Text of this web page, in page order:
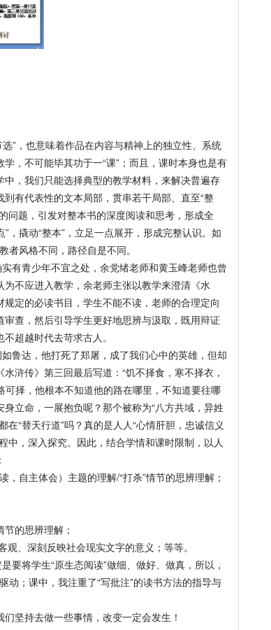
”，也意味着作品在内容与精神上的独立性、系统
，不可能毕其功于一“课”；而且，课时本身也是有
，我们只能选择典型的教学材料，来解决普遍存
有代表性的文本局部，贯串若干局部、直至“整
问题，引发对整本书的深度阅读和思考，形成全
，撬动“整本”，立足一点展开，形成完整认识。如
者风格不同，路径自是不同。
青少年不宜之处，余党绪老师和黄玉峰老师也曾
不应进入教学，余老师主张以教学来澄清《水
定的必读书目，学生不能不读，老师的合理定向
查，然后引导学生更好地思辨与汲取，既用辩证
超越时代去苛求古人。
达，他打死了郑屠，成了我们心中的英雄，但却
浒传》第三回最后写道：“饥不择食，寒不择衣，
可择，他根本不知道他的路在哪里，不知道要往哪
立命，一展抱负呢？那个被称为“八方共域，异姓
“替天行道”吗？真的是人人“心情肝胆，忠诚信义
中，深入探究。因此，结合学情和课时限制，以人
自主体会）主题的理解/“打杀”情节的思辨理解；
的思辨理解；
深刻反映社会现实文字的意义；等等。
将学生“原生态阅读”做细、做好、做真，所以，
动；课中，我注重了“写批注”的读书方法的指导与
坚持去做一些事情，改变一定会发生！